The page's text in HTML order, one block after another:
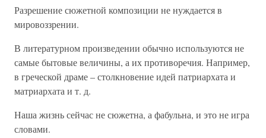
Разрешение сюжетной композиции не нуждается в
мировоззрении.
В литературном произведении обычно используются не
самые бытовые величины, а их противоречия. Например,
в греческой драме – столкновение идей патриархата и
матриархата и т. д.
Наша жизнь сейчас не сюжетна, а фабульна, и это не игра
словами.